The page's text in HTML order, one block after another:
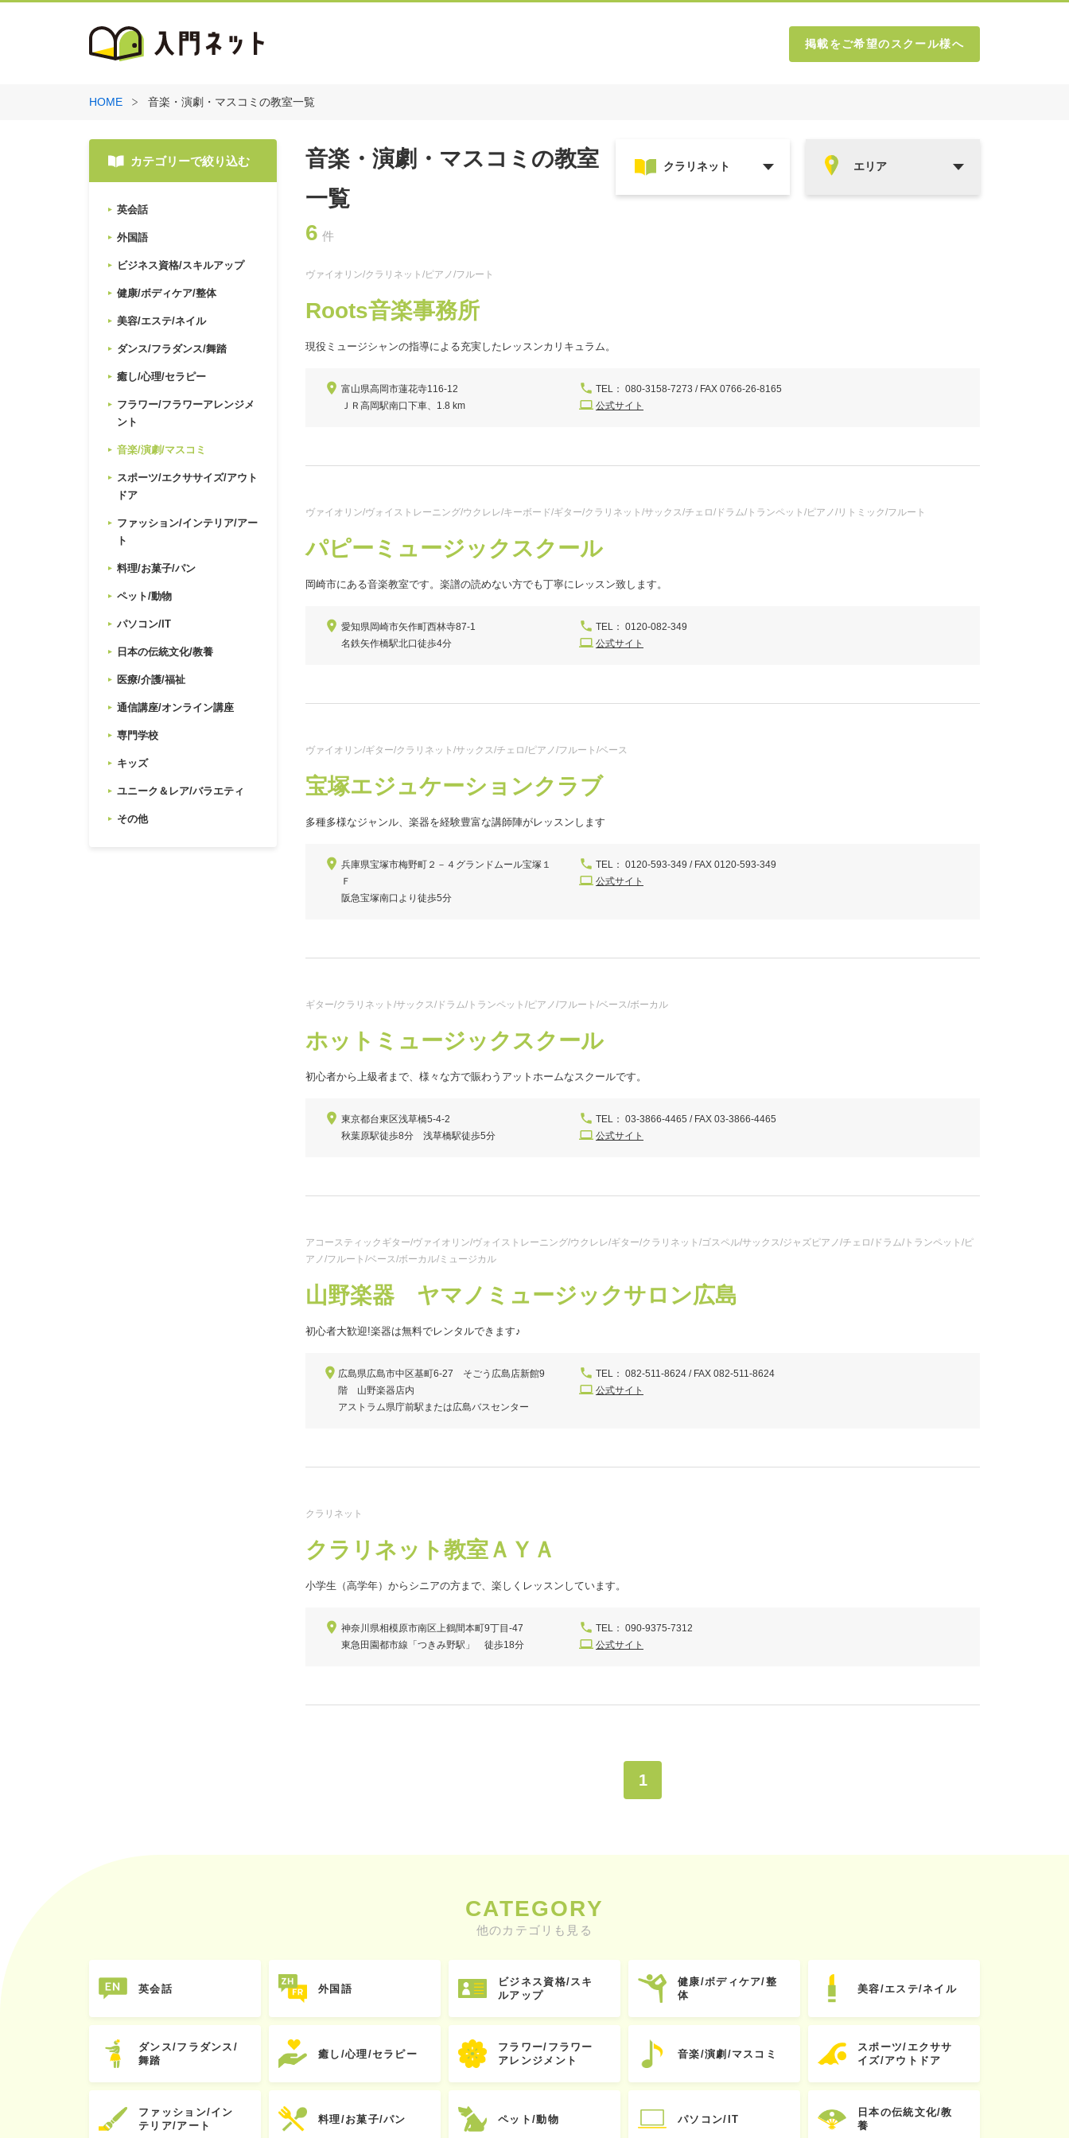
掲載をご希望のスクール様へ
HOME 音楽・演劇・マスコミの教室一覧
カテゴリーで絞り込む
英会話
外国語
ビジネス資格/スキルアップ
健康/ボディケア/整体
美容/エステ/ネイル
ダンス/フラダンス/舞踏
癒し/心理/セラピー
フラワー/フラワーアレンジメ
ント
音楽/演劇/マスコミ
スポーツ/エクササイズ/アウト
ドア
ファッション/インテリア/アー
ト
料理/お菓子/パン
ペット/動物
パソコン/IT
日本の伝統文化/教養
医療/介護/福祉
通信講座/オンライン講座
専門学校
キッズ
ユニーク＆レア/バラエティ
その他
音楽・演劇・マスコミの教室
一覧
6 件
ヴァイオリン/クラリネット/ピアノ/フルート
Roots音楽事務所
現役ミュージシャンの指導による充実したレッスンカリキュラム。
富山県高岡市蓮花寺116-12
ＪＲ高岡駅南口下車、1.8 km
TEL： 080-3158-7273 / FAX 0766-26-8165
公式サイト
ヴァイオリン/ヴォイストレーニング/ウクレレ/キーボード/ギター/クラリネット/サックス/チェロ/ドラム/トランペット/ピアノ/リトミック/フルート
パピーミュージックスクール
岡崎市にある音楽教室です。楽譜の読めない方でも丁寧にレッスン致します。
愛知県岡崎市矢作町西林寺87-1
名鉄矢作橋駅北口徒歩4分
TEL： 0120-082-349
公式サイト
ヴァイオリン/ギター/クラリネット/サックス/チェロ/ピアノ/フルート/ベース
宝塚エジュケーションクラブ
多種多様なジャンル、楽器を経験豊富な講師陣がレッスンします
兵庫県宝塚市梅野町２－４グランドムール宝塚１
Ｆ
阪急宝塚南口より徒歩5分
TEL： 0120-593-349 / FAX 0120-593-349
公式サイト
ギター/クラリネット/サックス/ドラム/トランペット/ピアノ/フルート/ベース/ボーカル
ホットミュージックスクール
初心者から上級者まで、様々な方で賑わうアットホームなスクールです。
東京都台東区浅草橋5-4-2
秋葉原駅徒歩8分 浅草橋駅徒歩5分
TEL： 03-3866-4465 / FAX 03-3866-4465
公式サイト
アコースティックギター/ヴァイオリン/ヴォイストレーニング/ウクレレ/ギター/クラリネット/ゴスペル/サックス/ジャズピアノ/チェロ/ドラム/トランペット/ピ
アノ/フルート/ベース/ボーカル/ミュージカル
山野楽器 ヤマノミュージックサロン広島
初心者大歓迎!楽器は無料でレンタルできます♪
広島県広島市中区基町6-27 そごう広島店新館9
階 山野楽器店内
アストラム県庁前駅または広島バスセンター
TEL： 082-511-8624 / FAX 082-511-8624
公式サイト
クラリネット
クラリネット教室ＡＹＡ
小学生（高学年）からシニアの方まで、楽しくレッスンしています。
神奈川県相模原市南区上鶴間本町9丁目-47
東急田園都市線「つきみ野駅」 徒歩18分
TEL： 090-9375-7312
公式サイト
1
CATEGORY
他のカテゴリも見る
英会話 外国語
ビジネス資格/スキ
ルアップ
健康/ボディケア/整
体
美容/エステ/ネイル
ダンス/フラダンス/
舞踏
癒し/心理/セラピー
フラワー/フラワー
アレンジメント
音楽/演劇/マスコミ
スポーツ/エクササ
イズ/アウトドア
ファッション/イン
テリア/アート
料理/お菓子/パン ペット/動物 パソコン/IT
日本の伝統文化/教
養